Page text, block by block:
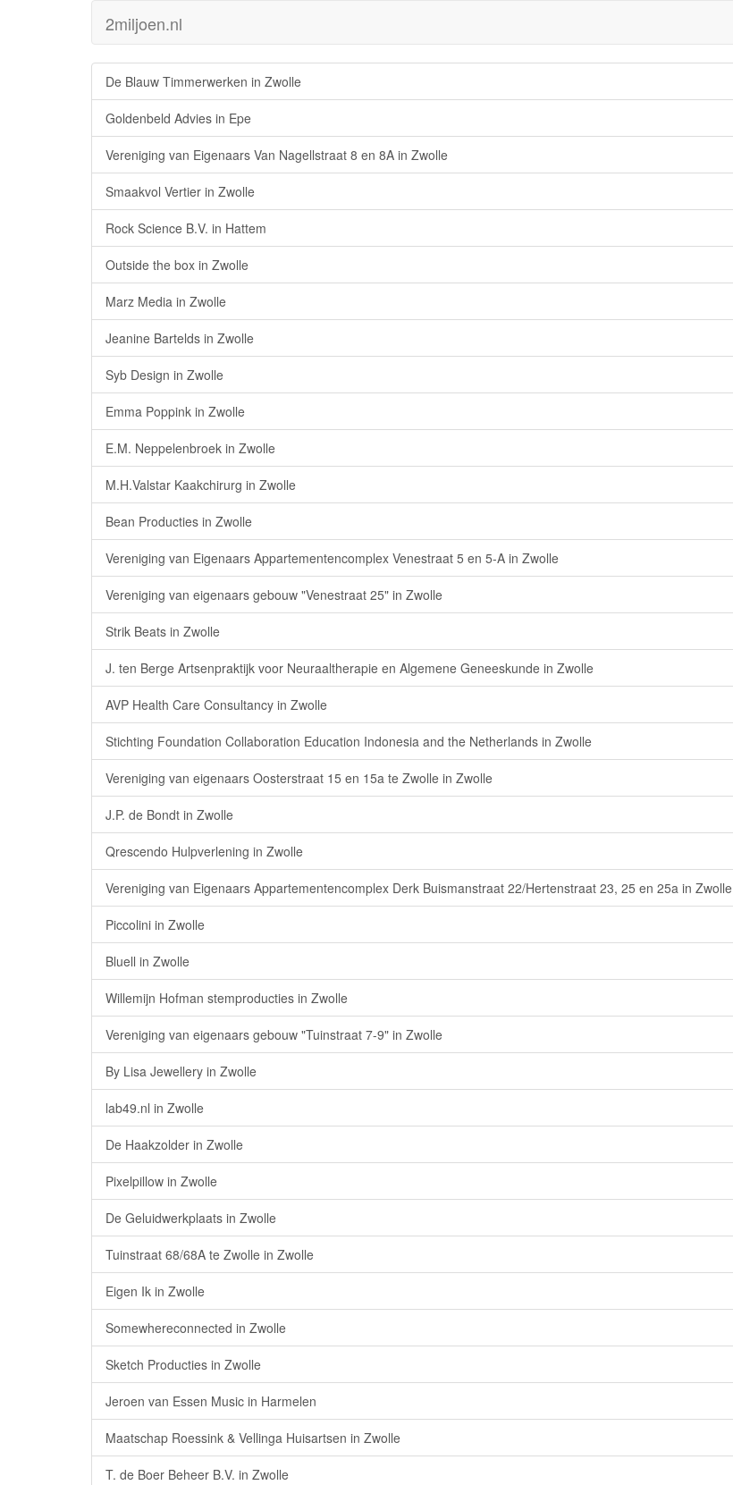
2miljoen.nl
De Blauw Timmerwerken in Zwolle
Goldenbeld Advies in Epe
Vereniging van Eigenaars Van Nagellstraat 8 en 8A in Zwolle
Smaakvol Vertier in Zwolle
Rock Science B.V. in Hattem
Outside the box in Zwolle
Marz Media in Zwolle
Jeanine Bartelds in Zwolle
Syb Design in Zwolle
Emma Poppink in Zwolle
E.M. Neppelenbroek in Zwolle
M.H.Valstar Kaakchirurg in Zwolle
Bean Producties in Zwolle
Vereniging van Eigenaars Appartementencomplex Venestraat 5 en 5-A in Zwolle
Vereniging van eigenaars gebouw "Venestraat 25" in Zwolle
Strik Beats in Zwolle
J. ten Berge Artsenpraktijk voor Neuraaltherapie en Algemene Geneeskunde in Zwolle
AVP Health Care Consultancy in Zwolle
Stichting Foundation Collaboration Education Indonesia and the Netherlands in Zwolle
Vereniging van eigenaars Oosterstraat 15 en 15a te Zwolle in Zwolle
J.P. de Bondt in Zwolle
Qrescendo Hulpverlening in Zwolle
Vereniging van Eigenaars Appartementencomplex Derk Buismanstraat 22/Hertenstraat 23, 25 en 25a in Zwolle
Piccolini in Zwolle
Bluell in Zwolle
Willemijn Hofman stemproducties in Zwolle
Vereniging van eigenaars gebouw "Tuinstraat 7-9" in Zwolle
By Lisa Jewellery in Zwolle
lab49.nl in Zwolle
De Haakzolder in Zwolle
Pixelpillow in Zwolle
De Geluidwerkplaats in Zwolle
Tuinstraat 68/68A te Zwolle in Zwolle
Eigen Ik in Zwolle
Somewhereconnected in Zwolle
Sketch Producties in Zwolle
Jeroen van Essen Music in Harmelen
Maatschap Roessink & Vellinga Huisartsen in Zwolle
T. de Boer Beheer B.V. in Zwolle